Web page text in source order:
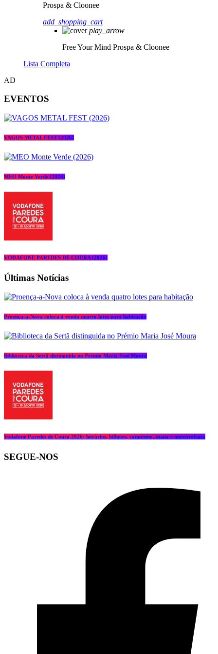
Prospa & Cloonee
add_shopping_cart
play_arrow
Free Your Mind Prospa & Cloonee
Lista Completa
AD
EVENTOS
VAGOS METAL FEST (2026)
MEO Monte Verde (2026)
VODAFONE PAREDES DE COURA (2026)
Últimas Notícias
Proença-a-Nova coloca à venda quatro lotes para habitação
Biblioteca da Sertã distinguida no Prémio Maria José Moura
Vodafone Paredes de Coura 2026: horários, bilhetes, campismo, mapa e meteorologia
SEGUE-NOS